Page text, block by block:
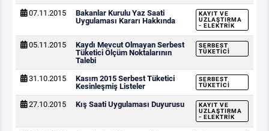
07.11.2015
Bakanlar Kurulu Yaz Saati
Uygulaması Kararı Hakkında
KAYIT VE
UZLAŞTIRMA
- ELEKTRIK
05.11.2015
Kaydı Mevcut Olmayan Serbest
Tüketici Ölçüm Noktalarının
Talebi
SERBEST
TÜKETICI
31.10.2015
Kasım 2015 Serbest Tüketici
Kesinleşmiş Listeler
SERBEST
TÜKETICI
27.10.2015 Kış Saati Uygulaması Duyurusu
KAYIT VE
UZLAŞTIRMA
- ELEKTRIK